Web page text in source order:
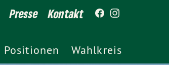
Presse Kontakt
Positionen Wahlkreis